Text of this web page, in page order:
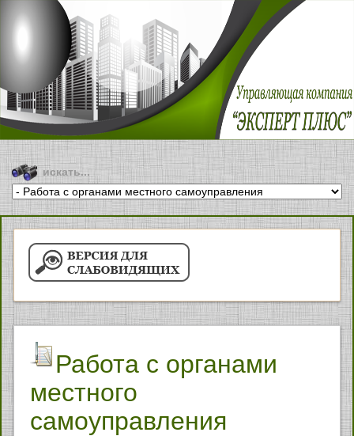
Работа с органами
местного
самоуправления